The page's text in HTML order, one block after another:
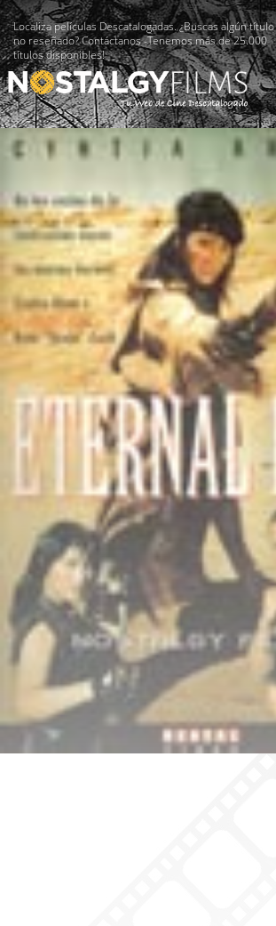
Localiza películas Descatalogadas. ¿Buscas algún título
no reseñado? Contáctanos -Tenemos más de 25.000
títulos disponibles!